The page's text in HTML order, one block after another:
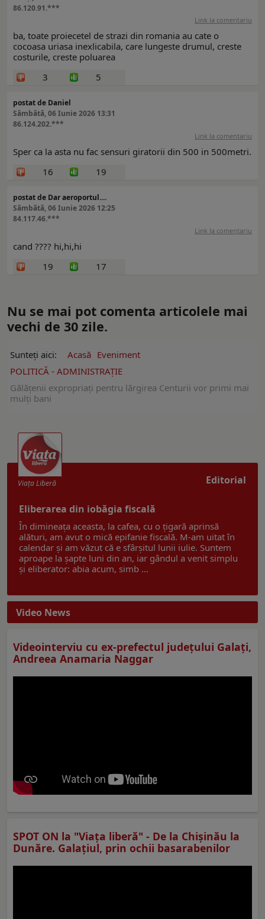
86.120.91.***
Link la comentariu
ba, toate proiecetel de strazi din romania au cate o
cocoasa uriasa inexlicabila, care lungeste drumul, creste
costurile, creste poluarea
3
5
postat de Daniel
Sâmbătă, 06 Iunie 2026 13:31
86.124.202.***
Link la comentariu
Sper ca la asta nu fac sensuri giratorii din 500 in 500metri.
16
19
postat de Dar aeroportul....
Sâmbătă, 06 Iunie 2026 12:25
84.117.46.***
Link la comentariu
cand ???? hi,hi,hi
19
17
Nu se mai pot comenta articolele mai
vechi de 30 zile.
Sunteți aici: Acasă Eveniment
POLITICĂ - ADMINISTRAŢIE
Gălăţenii expropriați pentru lărgirea Centurii vor primi mai
mulți bani
Editorial
Viaţa Liberă
Eliberarea din iobăgia fiscală
În dimineața aceasta, la cafea, cu o țigară aprinsă
alături, am avut o mică epifanie fiscală. M-am uitat în
calendar și am văzut că e sfârșitul lunii iulie. Suntem
aproape la șapte luni din an, iar gândul a venit simplu
și eliberator: abia acum, simb ...
Video News
Videointerviu cu ex-prefectul judeţului Galaţi,
Andreea Anamaria Naggar
SPOT ON la "Viaţa liberă" - De la Chișinău la
Dunăre. Galațiul, prin ochii basarabenilor